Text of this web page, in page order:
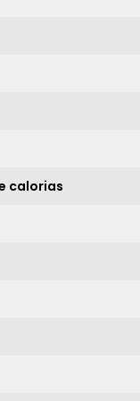
calorias